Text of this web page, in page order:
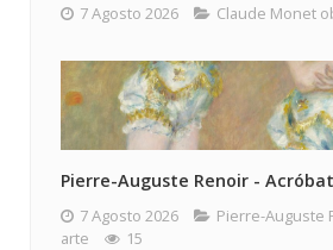
7 Agosto 2026 Claude Monet
Pierre-Auguste Renoir -
7 Agosto 2026
Pierre-Auguste
arte
15